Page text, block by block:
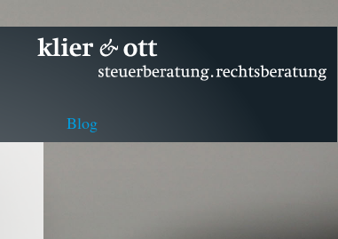
Blog